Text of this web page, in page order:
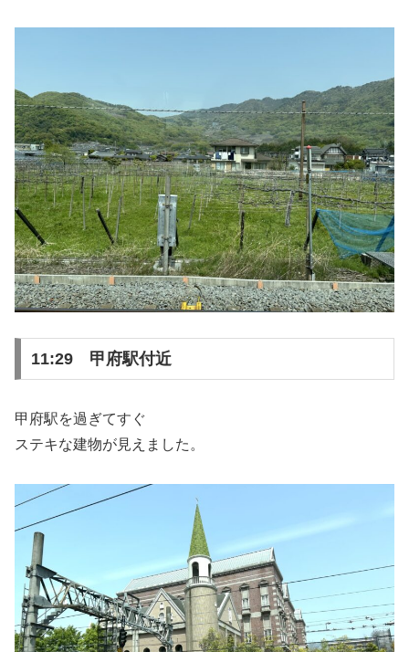
11:29 甲府駅付近
甲府駅を過ぎてすぐ
ステキな建物が見えました。